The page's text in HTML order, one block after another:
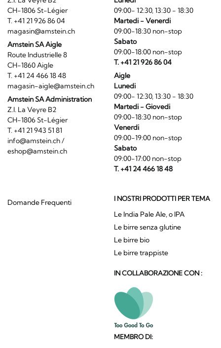
CH-1806 St-Légier
T. +41 21 926 86 04
magasin@amstein.ch
Amstein SA Aigle
Route Industrielle 8
CH-1860 Aigle
T. +41 24 466 18 48
magasin-aigle@amstein.ch
Amstein SA Administration
Z.I. La Veyre B2
CH-1806 St-Légier
T. +41 21 943 51 81
info@amstein.ch/
eshop@amstein.ch
09:00- 12:30, 13:30 - 18:30
Martedi - Venerdi
09:00-18:30 non-stop
Sabato
09:00-18:00 non-stop
T. +41 21 926 86 04
Aigle
Lunedi
09:00- 12:30, 13:30 - 18:30
Martedi - Giovedi
09:00-18:30 non-stop
Venerdi
09:00-19:00 non-stop
Sabato
09:00-17:00 non-stop
T. +41 24 466 18 48
Domande Frequenti I NOSTRI PRODOTTI PER TEMA
Le India Pale Ale, o IPA
Le birre senza glutine
Le birre bio
Le birre trappiste
IN COLLABORAZIONE CON :
MEMBRO DI: